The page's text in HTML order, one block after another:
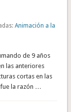
Animación a la
de 9 años
las anteriores
cortas en las
fue la razón …